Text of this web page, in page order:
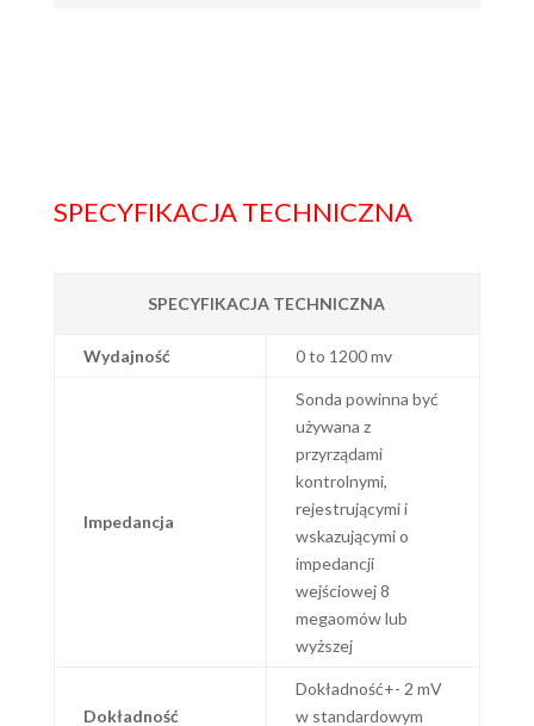
SPECYFIKACJA TECHNICZNA
SPECYFIKACJA TECHNICZNA
Wydajność 0 to 1200 mv
Impedancja
Sonda powinna być
używana z
przyrządami
kontrolnymi,
rejestrującymi i
wskazującymi o
impedancji
wejściowej 8
megaomów lub
wyższej
Dokładność
Dokładność+- 2 mV
w standardowym